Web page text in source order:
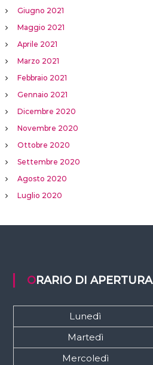
Giugno 2021
Maggio 2021
Aprile 2021
Marzo 2021
Febbraio 2021
Gennaio 2021
Dicembre 2020
Novembre 2020
Ottobre 2020
Settembre 2020
Agosto 2020
Luglio 2020
ORARIO DI APERTURA
Lunedì
Martedì
Mercoledì